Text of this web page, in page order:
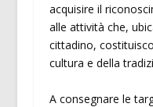
acquisire il
alle attività che,
cittadino,
cultura e della
A consegnare le